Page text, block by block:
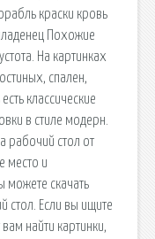
краски кровь
Похожие
На картинках
спален,
классические
в стиле модерн.
рабочий стол от
место и
можете скачать
стол. Если вы ищите
найти картинки,